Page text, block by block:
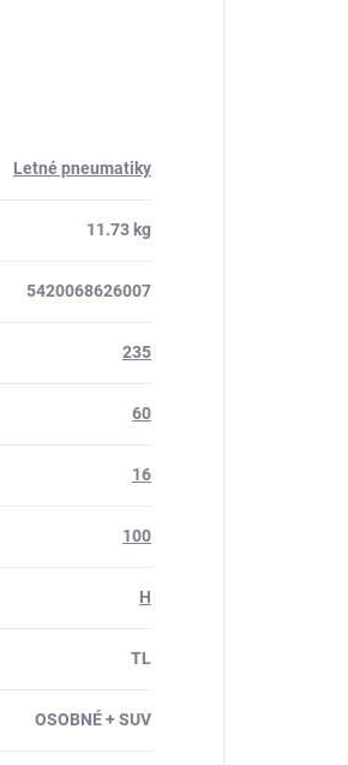
Letné pneumatiky
11.73 kg
5420068626007
235
60
16
100
H
TL
OSOBNÉ + SUV